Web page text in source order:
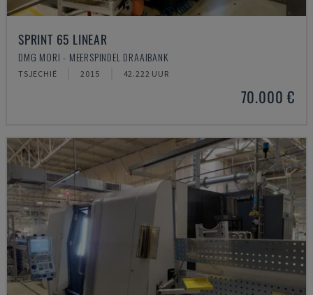
SPRINT 65 LINEAR
DMG MORI - MEERSPINDEL DRAAIBANK
TSJECHIË 2015 42.222 UUR
70.000 €